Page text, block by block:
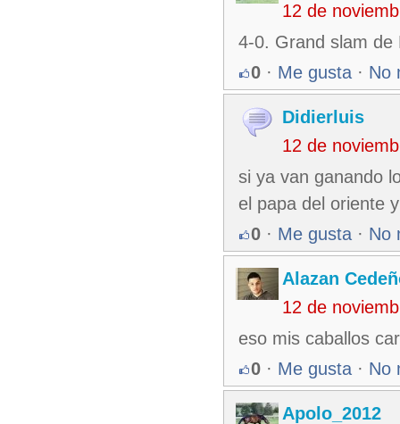
12 de
4-0. Grand slam de
0 · Me gusta · No
Didierluis
12 de
si ya van ganando
el papa del oriente
0 · Me gusta · No
Alazan
12 de
eso mis caballos
0 · Me gusta · No
Apolo_2012